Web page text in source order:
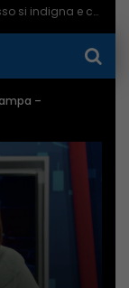
Ragazzine violentate al Romagnoli, Campobasso si indigna e chiede più controlli – 06/08/2026
–